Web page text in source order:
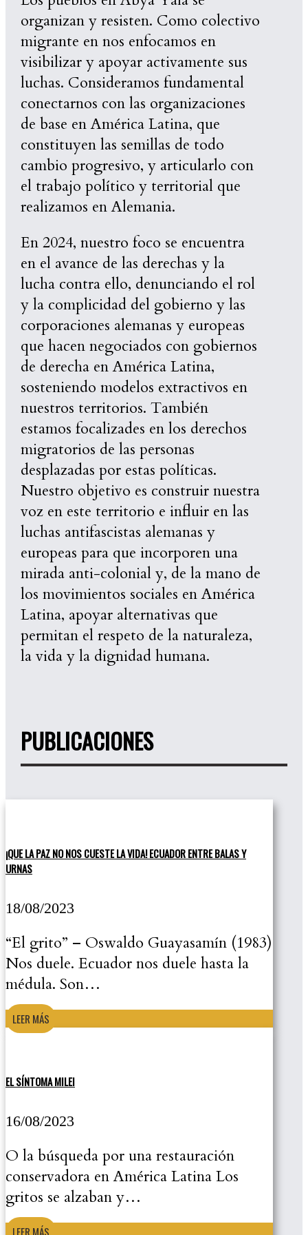
organizan y resisten. Como colectivo
migrante en nos enfocamos en
visibilizar y apoyar activamente sus
luchas. Consideramos fundamental
conectarnos con las organizaciones
de base en América Latina, que
constituyen las semillas de todo
cambio progresivo, y articularlo con
el trabajo político y territorial que
realizamos en Alemania.
En 2024, nuestro foco se encuentra
en el avance de las derechas y la
lucha contra ello, denunciando el rol
y la complicidad del gobierno y las
corporaciones alemanas y europeas
que hacen negociados con gobiernos
de derecha en América Latina,
sosteniendo modelos extractivos en
nuestros territorios. También
estamos focalizades en los derechos
migratorios de las personas
desplazadas por estas políticas.
Nuestro objetivo es construir nuestra
voz en este territorio e influir en las
luchas antifascistas alemanas y
europeas para que incorporen una
mirada anti-colonial y, de la mano de
los movimientos sociales en América
Latina, apoyar alternativas que
permitan el respeto de la naturaleza,
la vida y la dignidad humana.
PUBLICACIONES
¡QUE LA PAZ NO NOS CUESTE LA VIDA! ECUADOR ENTRE BALAS Y
URNAS
18/08/2023
“El grito” – Oswaldo Guayasamín (1983)
Nos duele. Ecuador nos duele hasta la
médula. Son…
LEER MÁS
EL SÍNTOMA MILEI
16/08/2023
O la búsqueda por una restauración
conservadora en América Latina Los
gritos se alzaban y…
LEER MÁS